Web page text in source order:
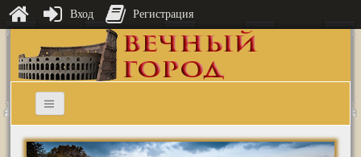
Вход Регистрация